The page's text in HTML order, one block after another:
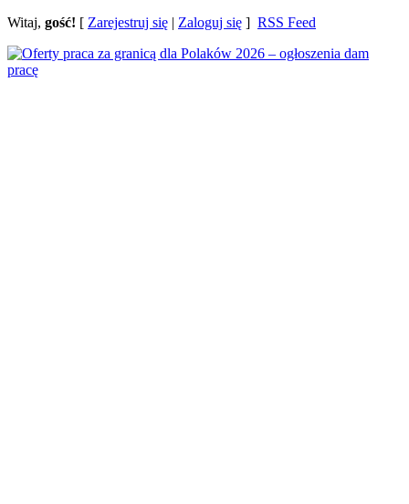
Witaj, gość! [ Zarejestruj się | Zaloguj się ] RSS Feed